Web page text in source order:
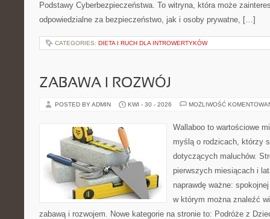
Podstawy Cyberbezpieczeństwa. To witryna, która może
odpowiedzialne za bezpieczeństwo, jak i osoby prywatne, […]
CATEGORIES: DIETA I RUCH DLA INTROWERTYKÓW
ZABAWA I ROZWÓJ
POSTED BY ADMIN KWI - 30 - 2026 MOŻLIWOŚĆ
Wallaboo to wartościowe
myślą o rodzicach, którzy
dotyczących maluchów.
pierwszych miesiącach i
naprawdę ważne:
w którym można znaleźć
zabawą i rozwojem. Nowe kategorie na stronie to: Podróże z